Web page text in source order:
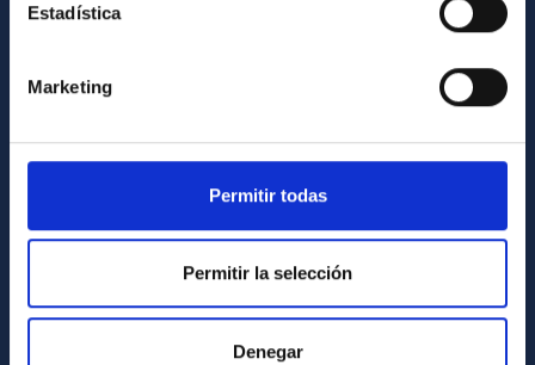
Estadística
Marketing
Permitir todas
Permitir la selección
Denegar
Library
Legislation
Code of ethics and anti-fraud policy
Gender equality and diversity